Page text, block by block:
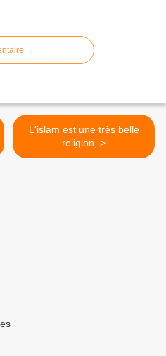
L'islam est une très belle
religion, >